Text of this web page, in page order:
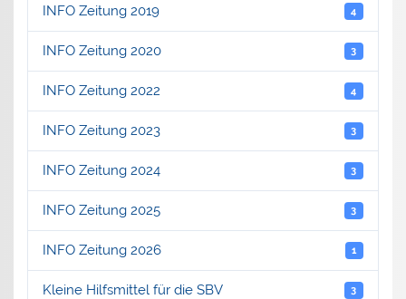
INFO Zeitung 2019 4
INFO Zeitung 2020 3
INFO Zeitung 2022 4
INFO Zeitung 2023 3
INFO Zeitung 2024 3
INFO Zeitung 2025 3
INFO Zeitung 2026 1
Kleine Hilfsmittel für die SBV 3